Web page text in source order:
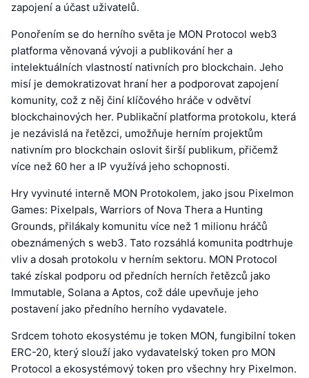
zapojení a účast uživatelů.
Ponořením se do herního světa je MON Protocol web3
platforma věnovaná vývoji a publikování her a
intelektuálních vlastností nativních pro blockchain. Jeho
misí je demokratizovat hraní her a podporovat zapojení
komunity, což z něj činí klíčového hráče v odvětví
blockchainových her. Publikační platforma protokolu, která
je nezávislá na řetězci, umožňuje herním projektům
nativním pro blockchain oslovit širší publikum, přičemž
více než 60 her a IP využívá jeho schopnosti.
Hry vyvinuté interně MON Protokolem, jako jsou Pixelmon
Games: Pixelpals, Warriors of Nova Thera a Hunting
Grounds, přilákaly komunitu více než 1 milionu hráčů
obeznámených s web3. Tato rozsáhlá komunita podtrhuje
vliv a dosah protokolu v herním sektoru. MON Protocol
také získal podporu od předních herních řetězců jako
Immutable, Solana a Aptos, což dále upevňuje jeho
postavení jako předního herního vydavatele.
Srdcem tohoto ekosystému je token MON, fungibilní token
ERC-20, který slouží jako vydavatelský token pro MON
Protocol a ekosystémový token pro všechny hry Pixelmon.